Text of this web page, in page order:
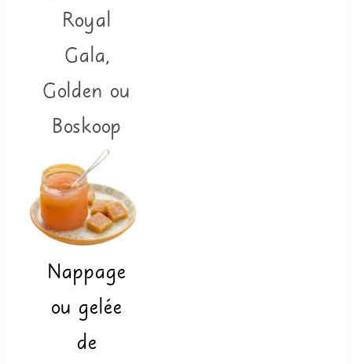
Royal
Gala,
Golden ou
Boskoop
Nappage
ou gelée
de